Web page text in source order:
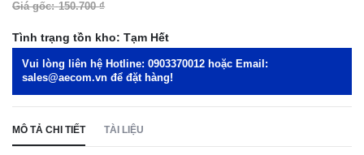
Giá gốc: 150.700 ₫
Tình trạng tồn kho: Tạm Hết
Vui lòng liên hệ Hotline: 0903370012 hoặc Email:
sales@aecom.vn để đặt hàng!
MÔ TẢ CHI TIẾT TÀI LIỆU